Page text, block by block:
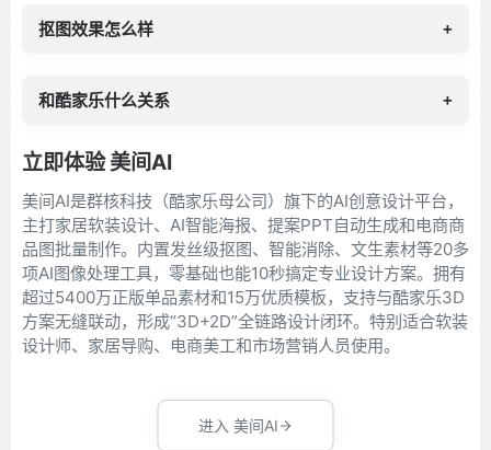
抠图效果怎么样 +
和酷家乐什么关系 +
立即体验 美间AI
美间AI是群核科技（酷家乐母公司）旗下的AI创意设计平台，
主打家居软装设计、AI智能海报、提案PPT自动生成和电商商
品图批量制作。内置发丝级抠图、智能消除、文生素材等20多
项AI图像处理工具，零基础也能10秒搞定专业设计方案。拥有
超过5400万正版单品素材和15万优质模板，支持与酷家乐3D
方案无缝联动，形成“3D+2D”全链路设计闭环。特别适合软装
设计师、家居导购、电商美工和市场营销人员使用。
进入 美间AI